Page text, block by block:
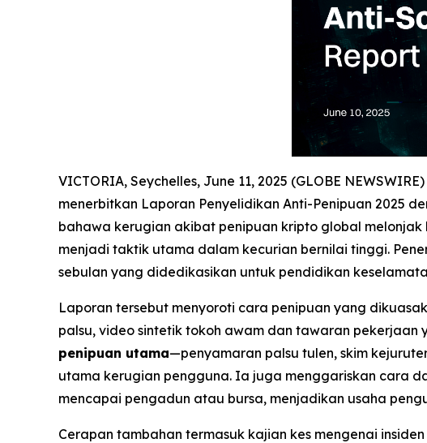
VICTORIA, Seychelles, June 11, 2025 (GLOBE
menerbitkan Laporan Penyelidikan Anti-Penipuan 2025
bahawa kerugian akibat penipuan kripto global melonjak
menjadi taktik utama dalam kecurian bernilai tinggi.
sebulan yang didedikasikan untuk pendidikan
Laporan tersebut menyoroti cara penipuan yang
palsu, video sintetik tokoh awam dan tawaran pekerjaan
penipuan utama—penyamaran palsu tulen, skim
utama kerugian pengguna. Ia juga menggariskan cara
mencapai pengadun atau bursa, menjadikan usaha
Cerapan tambahan termasuk kajian kes mengenai